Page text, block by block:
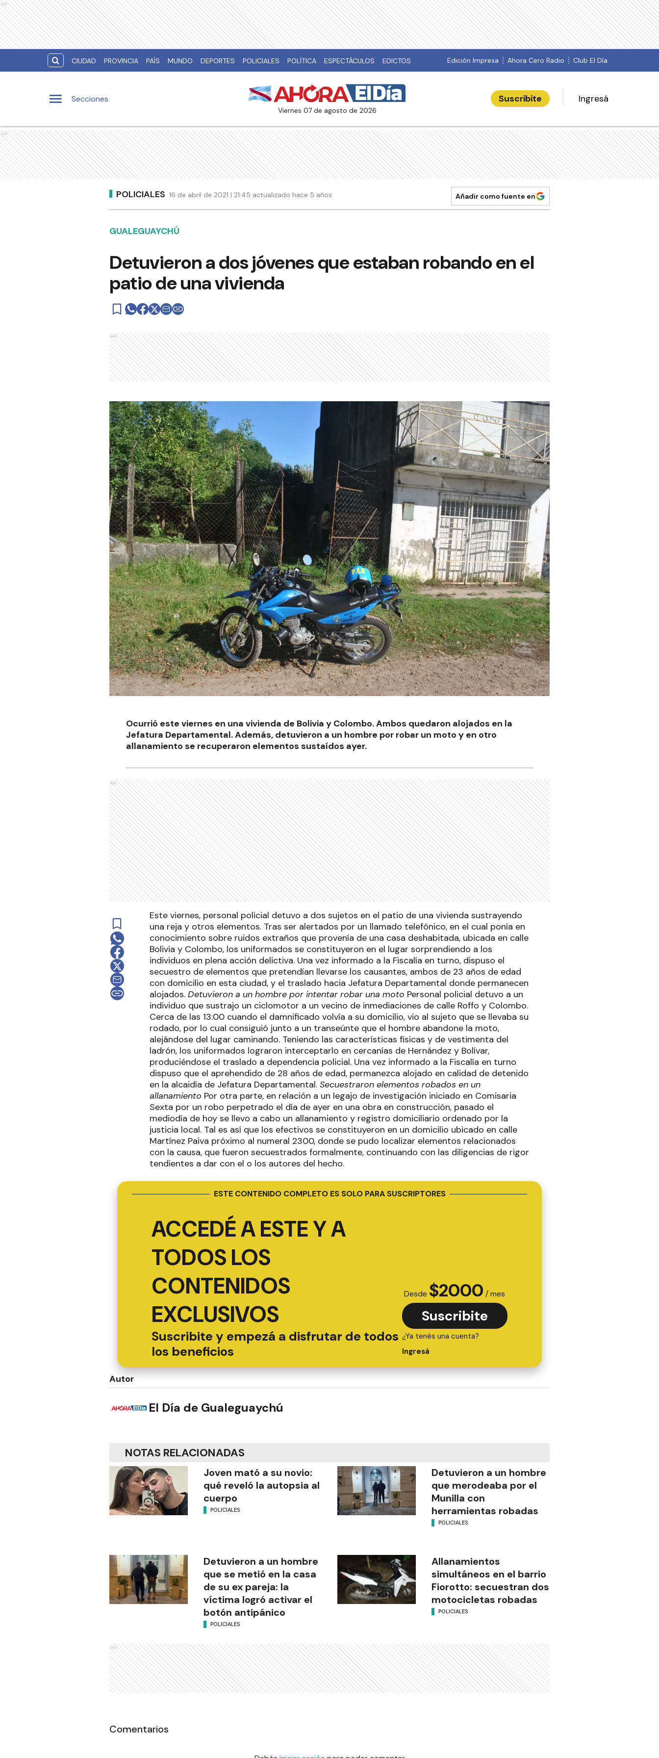
Ads
CIUDAD PROVINCIA PAÍS MUNDO DEPORTES POLICIALES POLÍTICA ESPECTÁCULOS EDICTOS Edición Impresa Ahora Cero Radio Club El Día
Secciones
viernes 07 de agosto de 2026
Suscribite Ingresá
Ads
POLICIALES 16 de abril de 2021 | 21:45 actualizado hace 5 años Añadir como fuente en
GUALEGUAYCHÚ
Detuvieron a dos jóvenes que estaban robando en el
patio de una vivienda
Ads
Ocurrió este viernes en una vivienda de Bolivia y Colombo. Ambos quedaron alojados en la
Jefatura Departamental. Además, detuvieron a un hombre por robar un moto y en otro
allanamiento se recuperaron elementos sustaídos ayer.
Ads
Este viernes, personal policial detuvo a dos sujetos en el patio de una vivienda sustrayendo
una reja y otros elementos. Tras ser alertados por un llamado telefónico, en el cual ponía en
conocimiento sobre ruidos extraños que provenía de una casa deshabitada, ubicada en calle
Bolivia y Colombo, los uniformados se constituyeron en el lugar sorprendiendo a los
individuos en plena acción delictiva. Una vez informado a la Fiscalía en turno, dispuso el
secuestro de elementos que pretendían llevarse los causantes, ambos de 23 años de edad
con domicilio en esta ciudad, y el traslado hacia Jefatura Departamental donde permanecen
alojados. Detuvieron a un hombre por intentar robar una moto Personal policial detuvo a un
individuo que sustrajo un ciclomotor a un vecino de inmediaciones de calle Roffo y Colombo.
Cerca de las 13:00 cuando el damnificado volvía a su domicilio, vio al sujeto que se llevaba su
rodado, por lo cual consiguió junto a un transeúnte que el hombre abandone la moto,
alejándose del lugar caminando. Teniendo las características físicas y de vestimenta del
ladrón, los uniformados lograron interceptarlo en cercanías de Hernández y Bolívar,
produciéndose el traslado a dependencia policial. Una vez informado a la Fiscalía en turno
dispuso que el aprehendido de 28 años de edad, permanezca alojado en calidad de detenido
en la alcaidía de Jefatura Departamental. Secuestraron elementos robados en un
allanamiento Por otra parte, en relación a un legajo de investigación iniciado en Comisaria
Sexta por un robo perpetrado el día de ayer en una obra en construcción, pasado el
mediodía de hoy se llevo a cabo un allanamiento y registro domiciliario ordenado por la
justicia local. Tal es así que los efectivos se constituyeron en un domicilio ubicado en calle
Martínez Paiva próximo al numeral 2300, donde se pudo localizar elementos relacionados
con la causa, que fueron secuestrados formalmente, continuando con las diligencias de rigor
tendientes a dar con el o los autores del hecho.
ESTE CONTENIDO COMPLETO ES SOLO PARA SUSCRIPTORES
ACCEDÉ A ESTE Y A
TODOS LOS
CONTENIDOS
EXCLUSIVOS
Suscribite y empezá a disfrutar de todos
los beneficios
Desde $2000 / mes
Suscribite
¿Ya tenés una cuenta?
Ingresá
Autor
El Día de Gualeguaychú
NOTAS RELACIONADAS
Joven mató a su novio:
qué reveló la autopsia al
cuerpo
POLICIALES
Detuvieron a un hombre
que merodeaba por el
Munilla con
herramientas robadas
POLICIALES
Detuvieron a un hombre
que se metió en la casa
de su ex pareja: la
víctima logró activar el
botón antipánico
POLICIALES
Allanamientos
simultáneos en el barrio
Fiorotto: secuestran dos
motocicletas robadas
POLICIALES
Ads
Comentarios